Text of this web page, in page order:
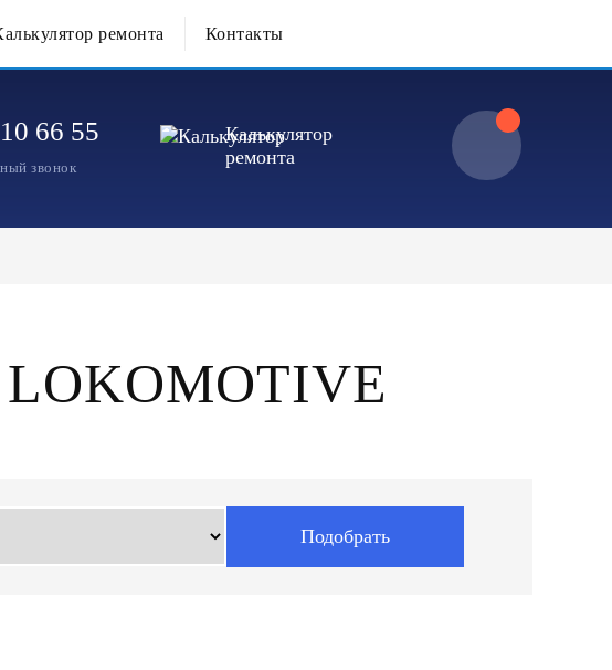
ремонта Контакты
66 55
звонок
Калькулятор
ремонта